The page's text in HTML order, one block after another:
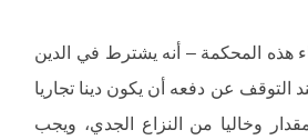
هذه المحكمة – أنه يشترط في الدين
التوقف عن دفعه أن يكون دينا تجاريا
وخاليا من النزاع الجدي، ويجب